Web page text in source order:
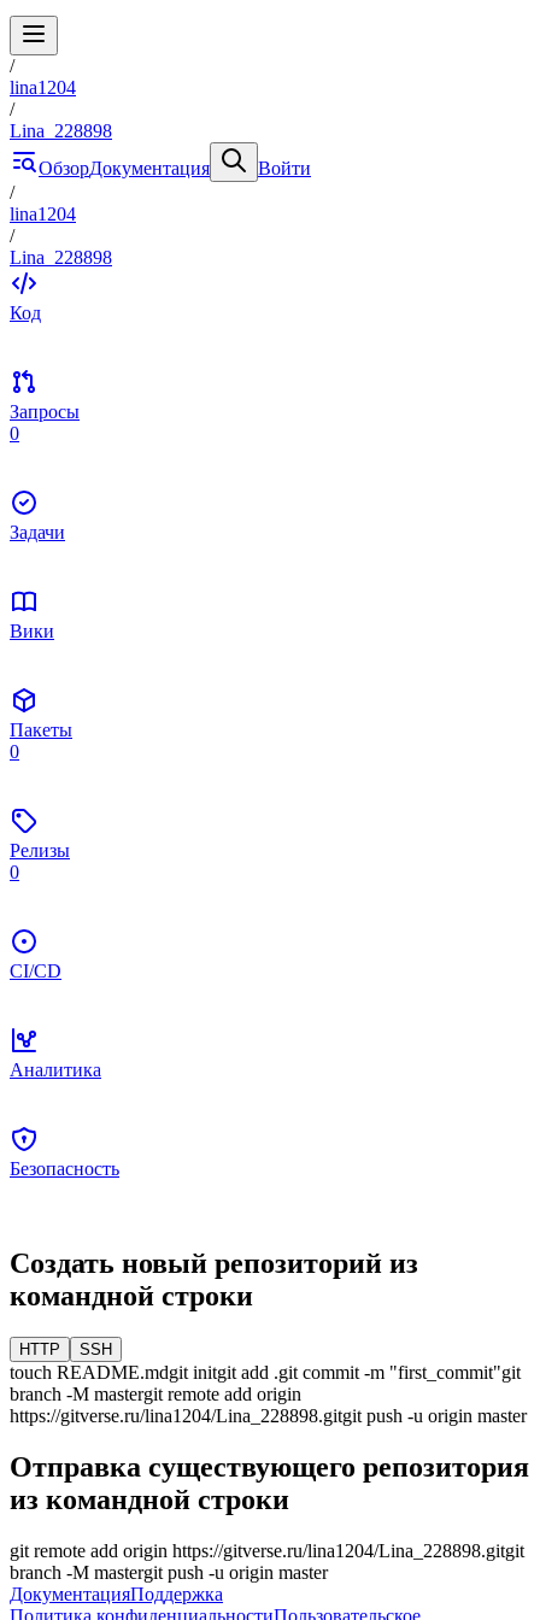
/
lina1204
/
Lina_228898
ОбзорДокументация
Войти
/
lina1204
/
Lina_228898
Код
Запросы
0
Задачи
Вики
Пакеты
0
Релизы
0
CI/CD
Аналитика
Безопасность
Создать новый репозиторий из
командной строки
HTTP SSH
touch README.mdgit initgit add .git commit -m "first_commit"git
branch -M mastergit remote add origin
https://gitverse.ru/lina1204/Lina_228898.gitgit push -u origin master
Отправка существующего репозитория
из командной строки
git remote add origin https://gitverse.ru/lina1204/Lina_228898.gitgit
branch -M mastergit push -u origin master
ДокументацияПоддержка
Политика конфиденциальностиПользовательское